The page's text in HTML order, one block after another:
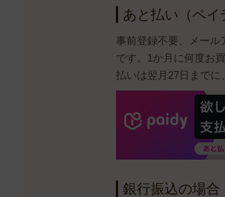
あと払い（ペイ
事前登録不要、メール
です。1か月に何度お
払いは翌月27日までに
銀行振込の場合